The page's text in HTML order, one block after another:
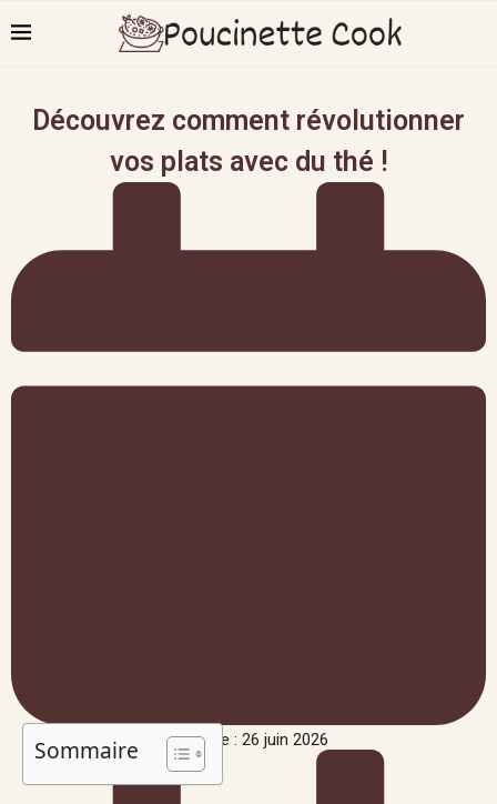
Découvrez comment révolutionner
vos plats avec du thé !
Publié le : 26 juin 2026
Sommaire